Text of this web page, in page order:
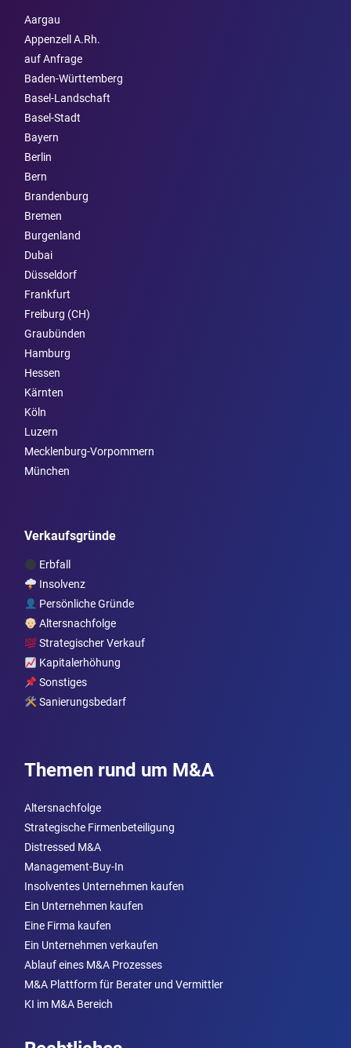
Aargau
Appenzell A.Rh.
auf Anfrage
Baden-Württemberg
Basel-Landschaft
Basel-Stadt
Bayern
Berlin
Bern
Brandenburg
Bremen
Burgen­land
Dubai
Düsseldorf
Frankfurt
Freiburg (CH)
Graubünden
Hamburg
Hessen
Kärnten
Köln
Luzern
Mecklenburg-Vorpommern
München
Verkaufsgründe
Erbfall
Insolvenz
Persönliche Gründe
Altersnachfolge
Strategischer Verkauf
Kapitalerhöhung
Sonstiges
Sanierungsbedarf
Themen rund um M&A
Altersnachfolge
Strategische Firmenbeteiligung
Distressed M&A
Management-Buy-In
Insolventes Unternehmen kaufen
Ein Unternehmen kaufen
Eine Firma kaufen
Ein Unternehmen verkaufen
Ablauf eines M&A Prozesses
M&A Plattform für Berater und Vermittler
KI im M&A Bereich